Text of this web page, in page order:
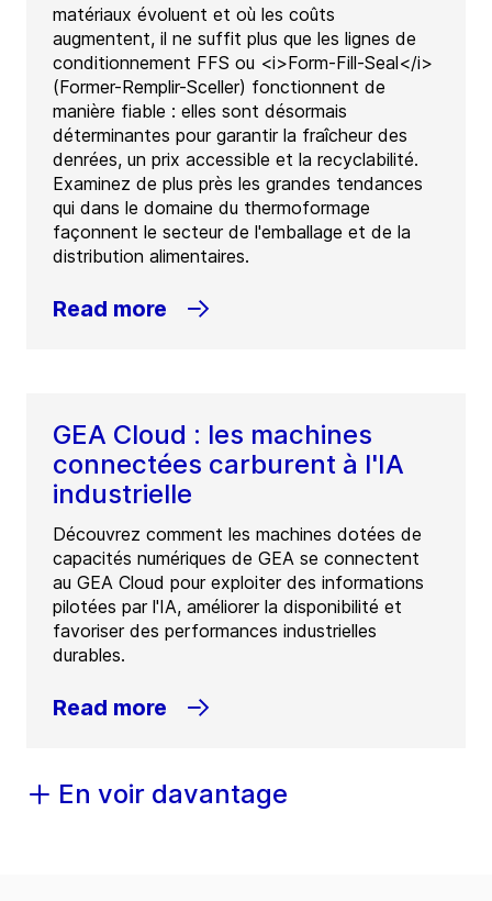
matériaux évoluent et où les coûts
augmentent, il ne suffit plus que les lignes de
conditionnement FFS ou <i>Form-Fill-Seal</i>
(Former-Remplir-Sceller) fonctionnent de
manière fiable : elles sont désormais
déterminantes pour garantir la fraîcheur des
denrées, un prix accessible et la recyclabilité.
Examinez de plus près les grandes tendances
qui dans le domaine du thermoformage
façonnent le secteur de l'emballage et de la
distribution alimentaires.
Read more
GEA Cloud : les machines
connectées carburent à l'IA
industrielle
Découvrez comment les machines dotées de
capacités numériques de GEA se connectent
au GEA Cloud pour exploiter des informations
pilotées par l'IA, améliorer la disponibilité et
favoriser des performances industrielles
durables.
Read more
En voir davantage